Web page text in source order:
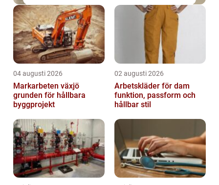
04 augusti 2026
Markarbeten växjö
grunden för hållbara
byggprojekt
02 augusti 2026
Arbetskläder för dam
funktion, passform och
hållbar stil